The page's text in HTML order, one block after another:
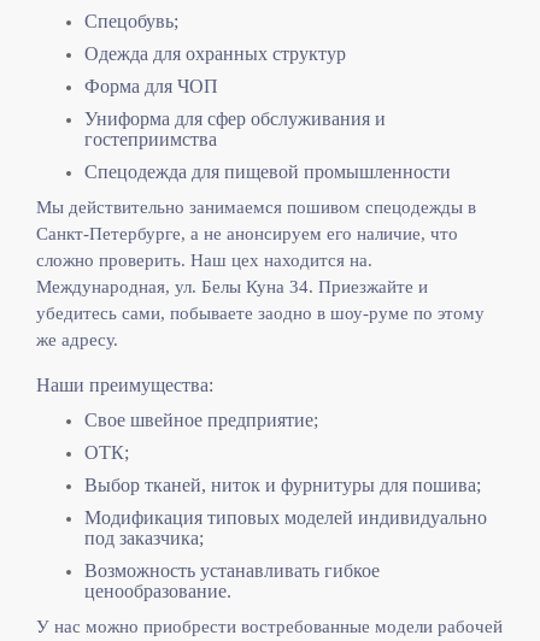
Спецобувь;
Одежда для охранных структур
Форма для ЧОП
Униформа для сфер обслуживания и
гостеприимства
Спецодежда для пищевой промышленности
Мы действительно занимаемся пошивом спецодежды в
Санкт-Петербурге, а не анонсируем его наличие, что
сложно проверить. Наш цех находится на.
Международная, ул. Белы Куна 34. Приезжайте и
убедитесь сами, побываете заодно в шоу-руме по этому
же адресу.
Наши преимущества:
Свое швейное предприятие;
ОТК;
Выбор тканей, ниток и фурнитуры для пошива;
Модификация типовых моделей индивидуально
под заказчика;
Возможность устанавливать гибкое
ценообразование.
У нас можно приобрести востребованные модели рабочей